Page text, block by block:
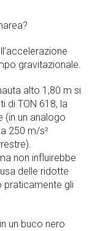
gravitazionale.
alto 1,80 m si
di TON 618, la
(in un analogo
250 m/s²
non influirebbe
delle ridotte
praticamente gli
un buco nero